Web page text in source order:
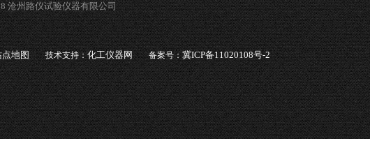
沧州路仪试验仪器有限公司
点地图 技术支持：化工仪器网 备案号：冀ICP备11020108号-2